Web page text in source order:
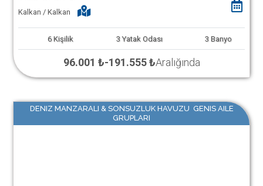
Kalkan / Kalkan
6 Kişilik 3 Yatak Odası 3 Banyo
96.001 ₺-191.555 ₺Aralığında
DENIZ MANZARALI & SONSUZLUK HAVUZU GENIS AILE
GRUPLARI